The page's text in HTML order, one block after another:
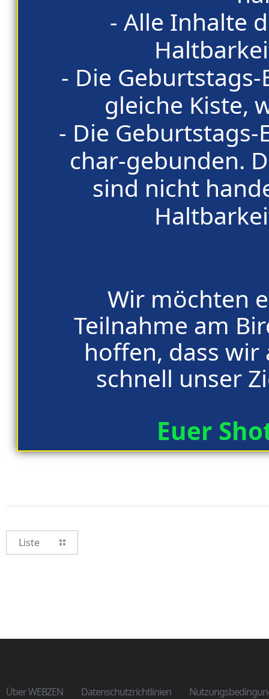
- Alle Inhalte
- Die
gleiche Kiste,
- Die Geburtstags-
char-gebunden.
sind nicht
Wir möchten
Teilnahme am
hoffen, dass wir
schnell unser
Euer
Liste
Über WEBZEN Datenschutzrichtlinien